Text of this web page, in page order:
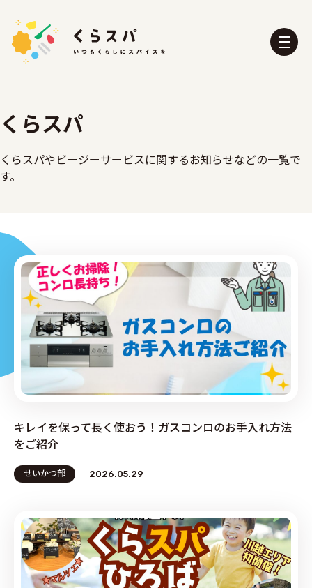
PRODUCE by ︎BG SERVICE
くらスパ
くらスパやビージーサービスに関するお知らせなどの一覧で
す。
キレイを保って長く使おう！ガスコンロのお手入れ方法
をご紹介
せいかつ部 2026.05.29